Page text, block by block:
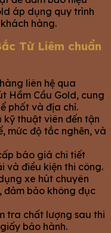
áp dụng quy trình
hàng.
Từ Liêm chuẩn
liên hệ qua
Hầm Cầu Gold, cung
phốt và địa chỉ.
kỹ thuật viên đến tận
mức độ tắc nghẽn, và
báo giá chi tiết
và điều kiện thi công.
xe hút chuyên
đảm bảo không đục
tra chất lượng sau thi
bảo hành.